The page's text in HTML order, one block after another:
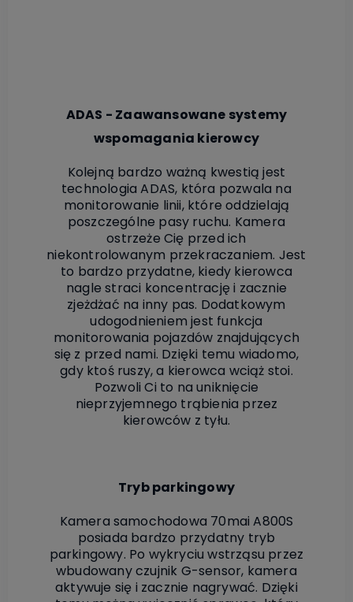
ADAS - Zaawansowane systemy
wspomagania kierowcy
Kolejną bardzo ważną kwestią jest
technologia ADAS, która pozwala na
monitorowanie linii, które oddzielają
poszczególne pasy ruchu. Kamera
ostrzeże Cię przed ich
niekontrolowanym przekraczaniem. Jest
to bardzo przydatne, kiedy kierowca
nagle straci koncentrację i zacznie
zjeżdżać na inny pas. Dodatkowym
udogodnieniem jest funkcja
monitorowania pojazdów znajdujących
się z przed nami. Dzięki temu wiadomo,
gdy ktoś ruszy, a kierowca wciąż stoi.
Pozwoli Ci to na uniknięcie
nieprzyjemnego trąbienia przez
kierowców z tyłu.
Tryb parkingowy
Kamera samochodowa 70mai A800S
posiada bardzo przydatny tryb
parkingowy. Po wykryciu wstrząsu przez
wbudowany czujnik G-sensor, kamera
aktywuje się i zacznie nagrywać. Dzięki